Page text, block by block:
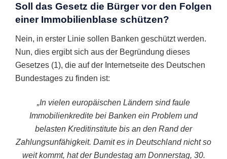
Soll das Gesetz die Bürger vor den Folgen
einer Immobilienblase schützen?
Nein, in erster Linie sollen Banken geschützt werden.
Nun, dies ergibt sich aus der Begründung dieses
Gesetzes (1), die auf der Internetseite des Deutschen
Bundestages zu finden ist:
„In vielen europäischen Ländern sind faule
Immobilienkredite bei Banken ein Problem und
belasten Kreditinstitute bis an den Rand der
Zahlungsunfähigkeit. Damit es in Deutschland nicht so
weit kommt, hat der Bundestag am Donnerstag, 30.